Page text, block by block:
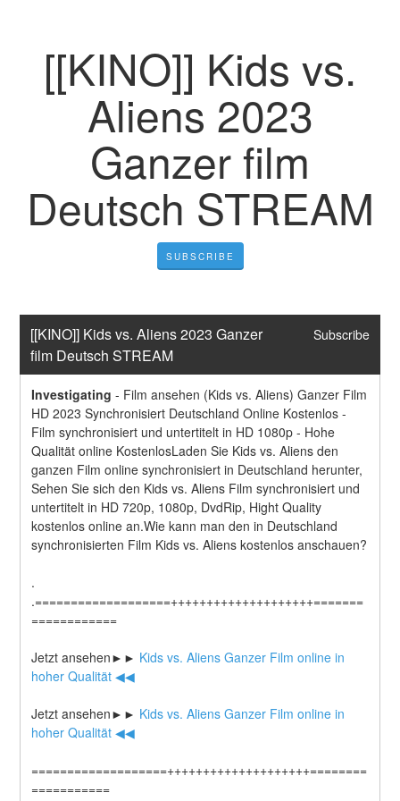
[[KINO]] Kids vs.
Aliens 2023
Ganzer film
Deutsch STREAM
SUBSCRIBE
[[KINO]] Kids vs. Aliens 2023 Ganzer
film Deutsch STREAM
Subscribe
Investigating - Film ansehen (Kids vs. Aliens) Ganzer Film
HD 2023 Synchronisiert Deutschland Online Kostenlos -
Film synchronisiert und untertitelt in HD 1080p - Hohe
Qualität online KostenlosLaden Sie Kids vs. Aliens den
ganzen Film online synchronisiert in Deutschland herunter,
Sehen Sie sich den Kids vs. Aliens Film synchronisiert und
untertitelt in HD 720p, 1080p, DvdRip, Hight Quality
kostenlos online an.Wie kann man den in Deutschland
synchronisierten Film Kids vs. Aliens kostenlos anschauen?
.
.===================++++++++++++++++++++=======
============
Jetzt ansehen►► Kids vs. Aliens Ganzer Film online in
hoher Qualität ◀◀
Jetzt ansehen►► Kids vs. Aliens Ganzer Film online in
hoher Qualität ◀◀
===================++++++++++++++++++++========
===========